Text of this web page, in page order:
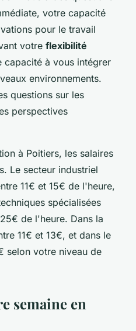
votre capacité
pour le travail
votre flexibilité
capacité à vous intégrer
environnements.
questions sur les
perspectives
à Poitiers, les salaires
Le secteur industriel
11€ et 15€ de l'heure,
spécialisées
de l'heure. Dans la
11€ et 13€, et dans le
selon votre niveau de
semaine en